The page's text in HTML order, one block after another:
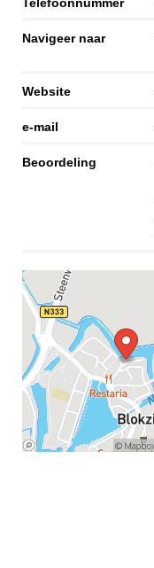
Navigeer naar
Website
e-mail
Beoordeling